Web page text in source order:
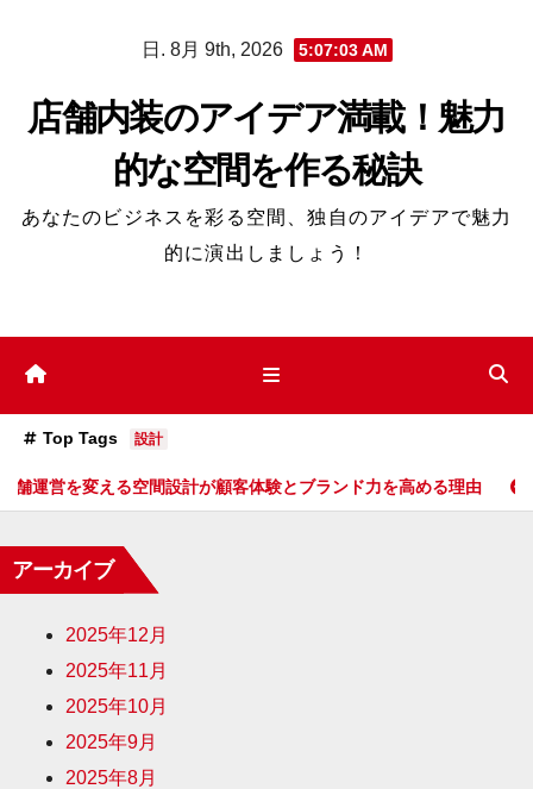
プ
日. 8月 9th, 2026 5:07:05 AM
店舗内装のアイデア満載！魅力
的な空間を作る秘訣
あなたのビジネスを彩る空間、独自のアイデアで魅力
的に演出しましょう！
Top Tags 設計
計が顧客体験とブランド力を高める理由 人と街の日常を彩る
アーカイブ
2025年12月
2025年11月
2025年10月
2025年9月
2025年8月